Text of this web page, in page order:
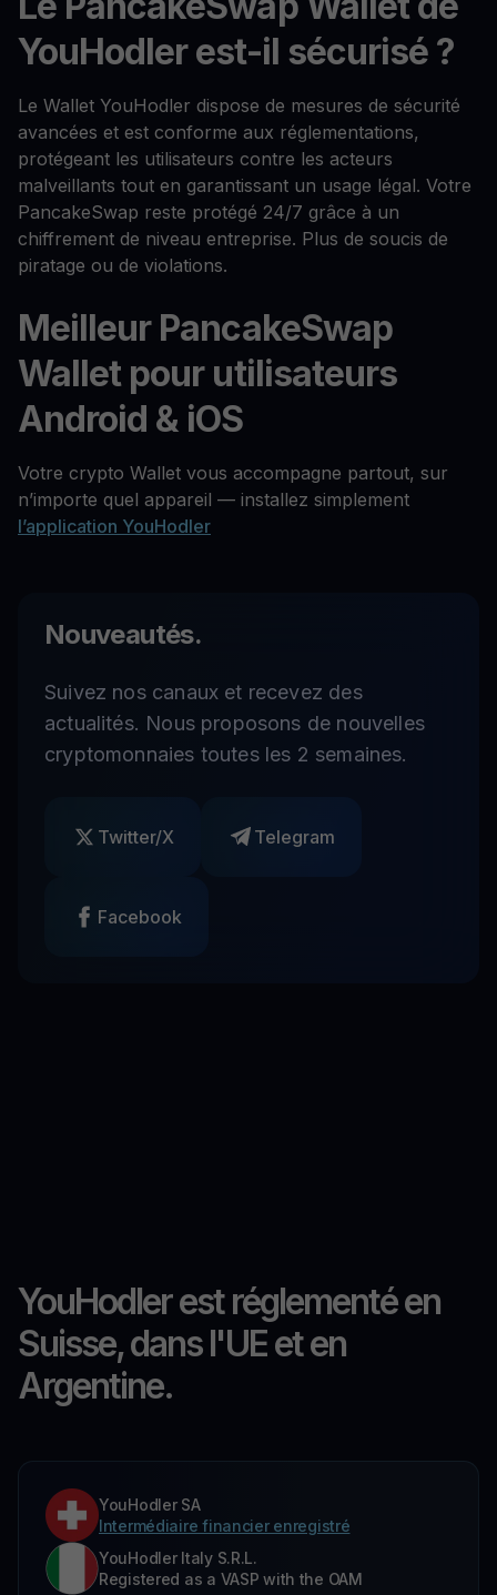
YouHodler est-il sécurisé ?
Le Wallet YouHodler dispose de mesures de sécurité
avancées et est conforme aux réglementations,
protégeant les utilisateurs contre les acteurs
malveillants tout en garantissant un usage légal. Votre
PancakeSwap reste protégé 24/7 grâce à un
chiffrement de niveau entreprise. Plus de soucis de
piratage ou de violations.
Meilleur PancakeSwap
Wallet pour utilisateurs
Android & iOS
Votre crypto Wallet vous accompagne partout, sur
n’importe quel appareil — installez simplement
l’application YouHodler
Nouveautés.
Suivez nos canaux et recevez des
actualités. Nous proposons de nouvelles
cryptomonnaies toutes les 2 semaines.
Twitter/X Telegram
Facebook
YouHodler est réglementé en
Suisse, dans l'UE et en
Argentine.
YouHodler SA
Intermédiaire financier enregistré
YouHodler Italy S.R.L.
Registered as a VASP with the OAM